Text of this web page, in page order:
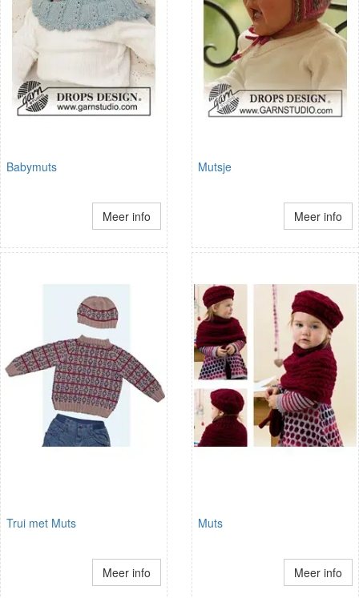
Babymuts
Meer info
Mutsje
Meer info
Trui met Muts
Meer info
Muts
Meer info